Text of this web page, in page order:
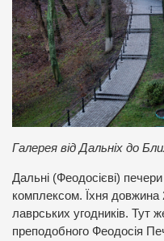
Галерея від Дальніх до
Дальні (Феодосієві)
комплексом. Їхня
лаврських угодників. Тут
преподобного Феодосія